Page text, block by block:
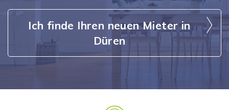
Ich finde Ihren neuen Mieter in
Düren